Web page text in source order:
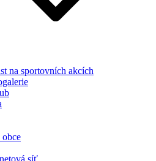
na sportovních akcích
obce
síť